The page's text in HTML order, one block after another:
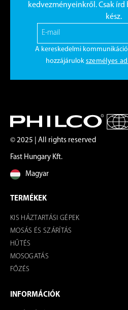
kedvezményeinkről. Csak írd
kész.
A kereskedelmi
hozzájárulok személyes
© 2025 | All rights reserved
Fast Hungary Kft.
Magyar
TERMÉKEK
KIS HÁZTARTÁSI GÉPEK
MOSÁS ÉS SZÁRÍTÁS
HŰTÉS
MOSOGATÁS
FŐZÉS
INFORMÁCIÓK